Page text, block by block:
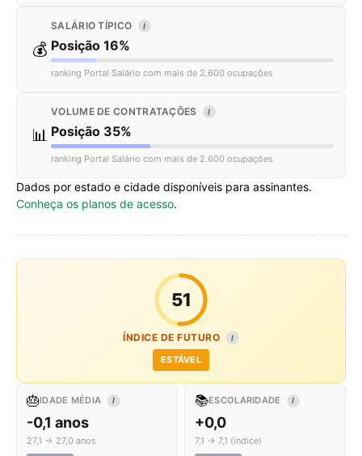
💰
SALÁRIO TÍPICO I
Posição 16%
ranking Portal Salário com mais de 2.600 ocupações
📊
VOLUME DE CONTRATAÇÕES I
Posição 35%
ranking Portal Salário com mais de 2.600 ocupações
Dados por estado e cidade disponíveis para assinantes.
Conheça os planos de acesso.
51
ÍNDICE DE FUTURO I
ESTÁVEL
🎂IDADE MÉDIA I
-0,1 anos
27,1 → 27,0 anos
📚ESCOLARIDADE I
+0,0
7,1 → 7,1 (índice)